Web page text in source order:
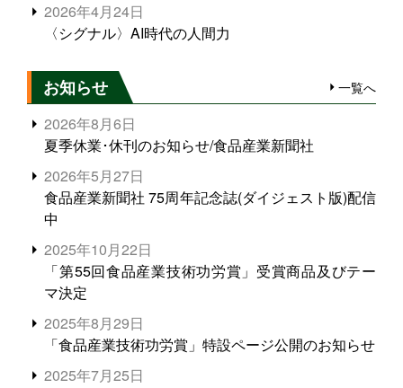
2026年4月24日
〈シグナル〉AI時代の人間力
お知らせ 一覧へ
2026年8月6日
夏季休業･休刊のお知らせ/食品産業新聞社
2026年5月27日
食品産業新聞社 75周年記念誌(ダイジェスト版)配信
中
2025年10月22日
「第55回食品産業技術功労賞」受賞商品及びテー
マ決定
2025年8月29日
「食品産業技術功労賞」特設ページ公開のお知らせ
2025年7月25日